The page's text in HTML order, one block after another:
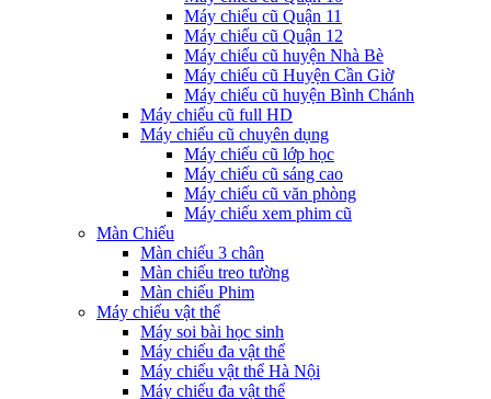
Máy chiếu cũ Quận 11
Máy chiếu cũ Quận 12
Máy chiếu cũ huyện Nhà Bè
Máy chiếu cũ Huyện Cần Giờ
Máy chiếu cũ huyện Bình Chánh
Máy chiếu cũ full HD
Máy chiếu cũ chuyên dụng
Máy chiếu cũ lớp học
Máy chiếu cũ sáng cao
Máy chiếu cũ văn phòng
Máy chiếu xem phim cũ
Màn Chiếu
Màn chiếu 3 chân
Màn chiếu treo tường
Màn chiếu Phim
Máy chiếu vật thể
Máy soi bài học sinh
Máy chiếu đa vật thể
Máy chiếu vật thể Hà Nội
Máy chiếu đa vật thể